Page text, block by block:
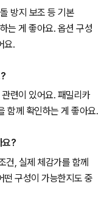
방지 보조 등 기본
는 게 좋아요. 옵션 구성
요.
련이 있어요. 패밀리카
함께 확인하는 게 좋아요.
요?
건, 실제 체감가를 함께
떤 구성이 가능한지도 중